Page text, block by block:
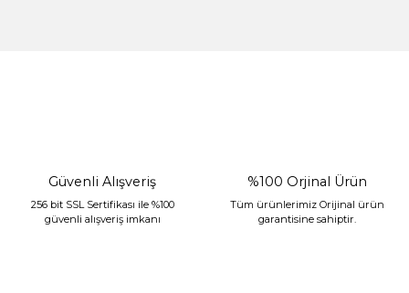
Güvenli Alışveriş
256 bit SSL Sertifikası ile %100
güvenli alışveriş imkanı
%100 Orjinal Ürün
Tüm ürünlerimiz Orijinal ürün
garantisine sahiptir.